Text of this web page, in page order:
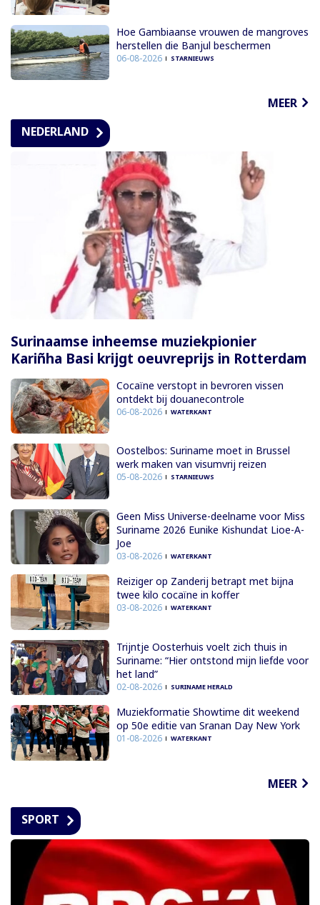
Hoe Gambiaanse vrouwen de mangroves
herstellen die Banjul beschermen
06-08-2026 STARNIEUWS
MEER
NEDERLAND
Surinaamse inheemse muziekpionier
Kariñha Basi krijgt oeuvreprijs in Rotterdam
Cocaïne verstopt in bevroren vissen
ontdekt bij douanecontrole
06-08-2026 WATERKANT
Oostelbos: Suriname moet in Brussel
werk maken van visumvrij reizen
05-08-2026 STARNIEUWS
Geen Miss Universe-deelname voor Miss
Suriname 2026 Eunike Kishundat Lioe-A-
Joe
03-08-2026 WATERKANT
Reiziger op Zanderij betrapt met bijna
twee kilo cocaïne in koffer
03-08-2026 WATERKANT
Trijntje Oosterhuis voelt zich thuis in
Suriname: “Hier ontstond mijn liefde voor
het land”
02-08-2026 SURINAME HERALD
Muziekformatie Showtime dit weekend
op 50e editie van Sranan Day New York
01-08-2026 WATERKANT
MEER
SPORT